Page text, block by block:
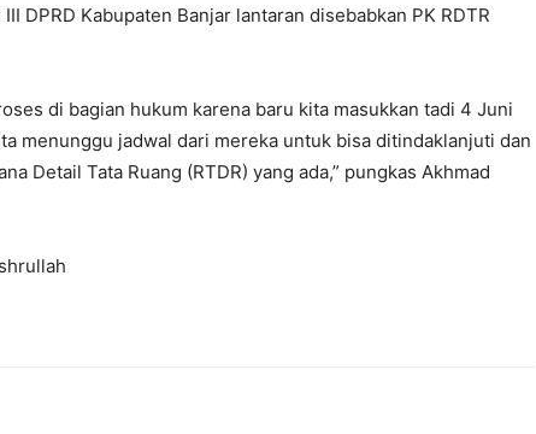
DPRD Kabupaten Banjar lantaran disebabkan PK RDTR
di bagian hukum karena baru kita masukkan tadi 4 Juni
menunggu jadwal dari mereka untuk bisa ditindaklanjuti dan
Detail Tata Ruang (RTDR) yang ada,” pungkas Akhmad